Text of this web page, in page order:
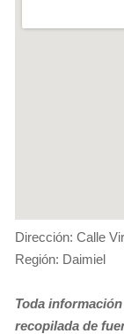
Dirección: Calle
Región: Daimiel
Toda
recopilada de